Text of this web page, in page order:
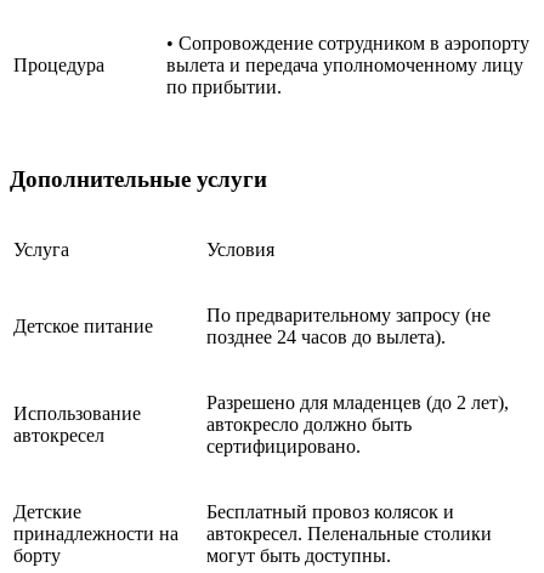
Процедура
• Сопровождение сотрудником в аэропорту
вылета и передача уполномоченному лицу
по прибытии.
Дополнительные услуги
Услуга Условия
Детское питание
По предварительному запросу (не
позднее 24 часов до вылета).
Использование
автокресел
Разрешено для младенцев (до 2 лет),
автокресло должно быть
сертифицировано.
Детские
принадлежности на
борту
Бесплатный провоз колясок и
автокресел. Пеленальные столики
могут быть доступны.